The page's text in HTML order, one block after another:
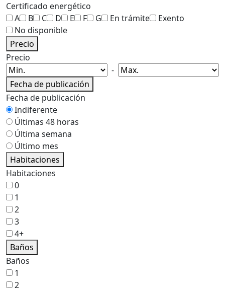
Certificado energético
A
B C D E F G En trámite
Exento
No disponible
Precio
Precio
-
Fecha de publicación
Fecha de publicación
Indiferente
Últimas 48 horas
Última semana
Último mes
Habitaciones
Habitaciones
0
1
2
3
4+
Baños
Baños
1
2